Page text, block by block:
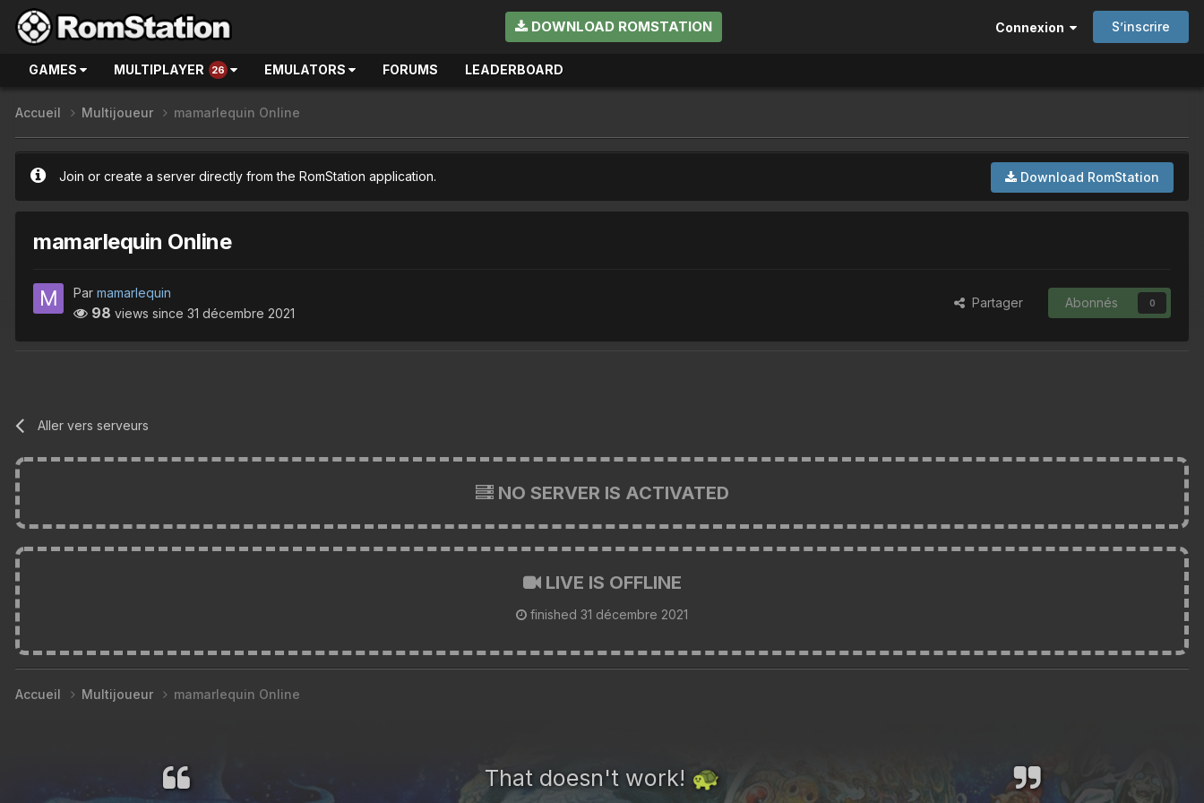
DOWNLOAD ROMSTATION Connexion S’inscrire
GAMES MULTIPLAYER 26 EMULATORS FORUMS LEADERBOARD
Accueil Multijoueur mamarlequin Online
Download RomStation
Join or create a server directly from the RomStation application.
mamarlequin Online
Par mamarlequin
98 views since 31 décembre 2021
Partager Abonnés 0
Aller vers serveurs
NO SERVER IS ACTIVATED
LIVE IS OFFLINE
finished 31 décembre 2021
Accueil Multijoueur mamarlequin Online
That doesn't work! 🐢